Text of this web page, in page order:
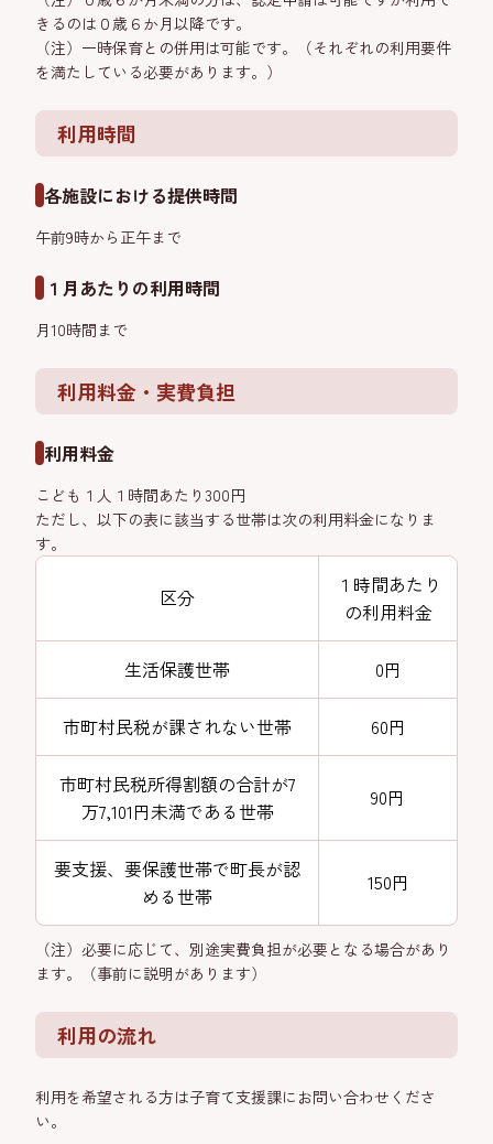
きるのは０歳６か月以降です。
（注）一時保育との併用は可能です。（それぞれの利用要件
を満たしている必要があります。）
利用時間
各施設における提供時間
午前9時から正午まで
１月あたりの利用時間
月10時間まで
利用料金・実費負担
利用料金
こども１人１時間あたり300円
ただし、以下の表に該当する世帯は次の利用料金になりま
す。
区分
１時間あたり
の利用料金
生活保護世帯 0円
市町村民税が課されない世帯 60円
市町村民税所得割額の合計が7
万7,101円未満である世帯
90円
要支援、要保護世帯で町長が認
める世帯
150円
（注）必要に応じて、別途実費負担が必要となる場合があり
ます。（事前に説明があります）
利用の流れ
利用を希望される方は子育て支援課にお問い合わせくださ
い。